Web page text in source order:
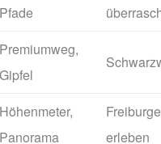
Pfade
Premiumweg,
Gipfel
Höhenmeter,
Panorama
erleben